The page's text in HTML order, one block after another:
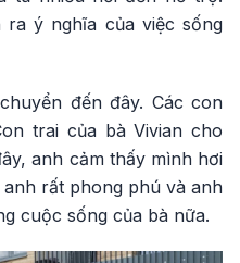
ý nghĩa của việc sống
đến đây. Các con
trai của bà Vivian cho
anh cảm thấy mình hơi
rất phong phú và anh
cuộc sống của bà nữa.